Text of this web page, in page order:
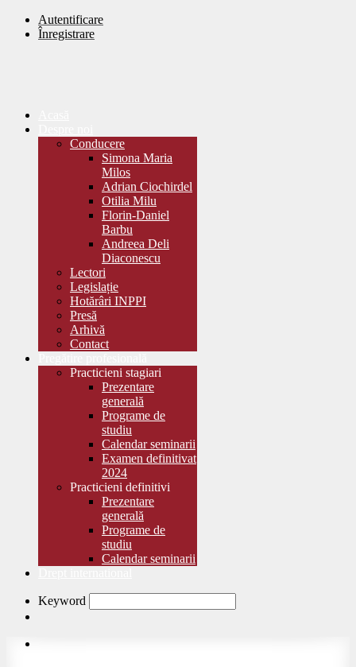
Autentificare
Înregistrare
Conducere
Simona Maria
Milos
Adrian Ciochirdel
Otilia Milu
Florin-Daniel
Barbu
Andreea Deli
Diaconescu
Lectori
Legislație
Hotărâri INPPI
Presă
Arhivă
Contact
Practicieni stagiari
Prezentare
generală
Programe de
studiu
Calendar seminarii
Examen definitivat
2024
Practicieni definitivi
Prezentare
generală
Programe de
studiu
Calendar seminarii
Keyword